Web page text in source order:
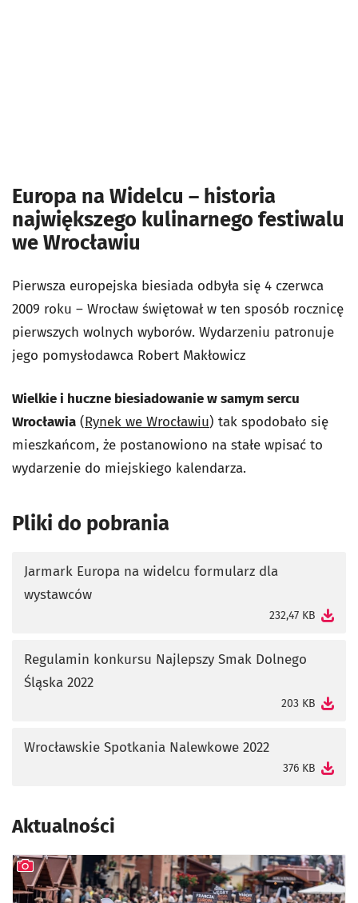
Europa na Widelcu – historia
największego kulinarnego festiwalu
we Wrocławiu
Pierwsza europejska biesiada odbyła się 4 czerwca
2009 roku – Wrocław świętował w ten sposób rocznicę
pierwszych wolnych wyborów. Wydarzeniu patronuje
jego pomysłodawca Robert Makłowicz
Wielkie i huczne biesiadowanie w samym sercu
Wrocławia (Rynek we Wrocławiu) tak spodobało się
mieszkańcom, że postanowiono na stałe wpisać to
wydarzenie do miejskiego kalendarza.
Pliki do pobrania
Jarmark Europa na widelcu formularz dla
wystawców
232,47 KB
otworzy się w nowej karcie
Regulamin konkursu Najlepszy Smak Dolnego
Śląska 2022
203 KB
otworzy się w nowej karcie
Wrocławskie Spotkania Nalewkowe 2022
376 KB
Aktualności